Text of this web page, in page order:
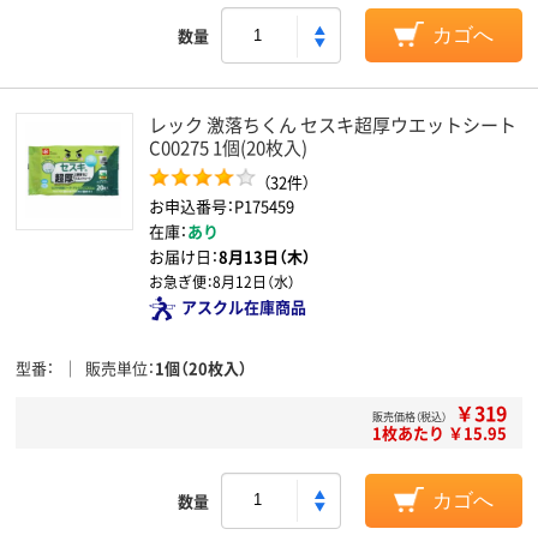
数量 カゴへ
レック 激落ちくん セスキ超厚ウエットシート
C00275 1個(20枚入)
（32件）
お申込番号：P175459
在庫：あり
お届け日：8月13日（木）
お急ぎ便：8月12日（水）
アスクル在庫商品
型番 販売単位 1個（20枚入）
販売価格（税込） ￥319
1枚あたり ￥15.95
数量 カゴへ